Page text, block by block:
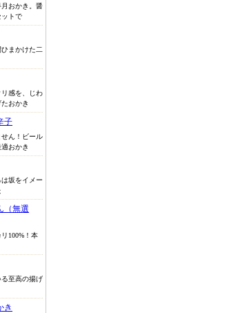
おかき。醤
ットで
まかけた二
感を、じわ
おかき
子
ん！ビール
おかき
坂をイメー
（無選
100%！本
至高の揚げ
き